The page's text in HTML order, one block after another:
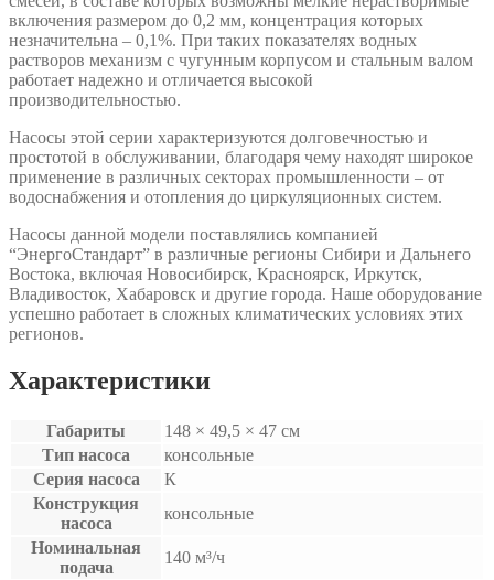
включения размером до 0,2 мм, концентрация которых
незначительна – 0,1%. При таких показателях водных
растворов механизм с чугунным корпусом и стальным валом
работает надежно и отличается высокой
производительностью.
Насосы этой серии характеризуются долговечностью и
простотой в обслуживании, благодаря чему находят широкое
применение в различных секторах промышленности – от
водоснабжения и отопления до циркуляционных систем.
Насосы данной модели поставлялись компанией
“ЭнергоСтандарт” в различные регионы Сибири и Дальнего
Востока, включая Новосибирск, Красноярск, Иркутск,
Владивосток, Хабаровск и другие города. Наше оборудование
успешно работает в сложных климатических условиях этих
регионов.
Характеристики
Габариты
148 × 49,5 × 47 см
Тип насоса
консольные
Серия насоса
К
Конструкция
насоса
консольные
Номинальная
подача
140 м³/ч